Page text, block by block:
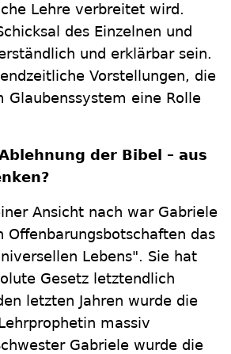
Lehre verbreitet wird.
des Einzelnen und
und erklärbar sein.
Vorstellungen, die
Glaubenssystem eine Rolle
der Bibel – aus
Ansicht nach war Gabriele
das
Lebens". Sie hat
Gesetz letztendlich
letzten Jahren wurde die
massiv
Gabriele wurde die